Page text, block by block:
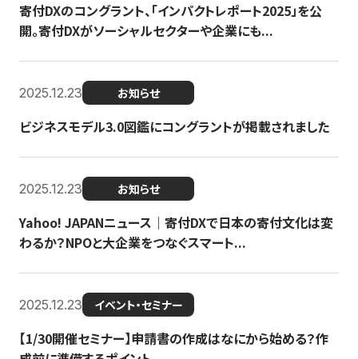
寄付DXのコングラント、「インパクトレポート2025」を公
開。寄付DXがソーシャルセクターや企業にも...
2025.12.23 お知らせ
ビジネスモデル3.0図鑑にコングラントが掲載されました
2025.12.23 お知らせ
Yahoo! JAPANニュース｜寄付DXで日本の寄付文化は変
わるか？NPOと大企業をつなぐスマート...
2025.12.23 イベント・セミナー
【1/30開催セミナー】申請書の作成はなにから始める？作